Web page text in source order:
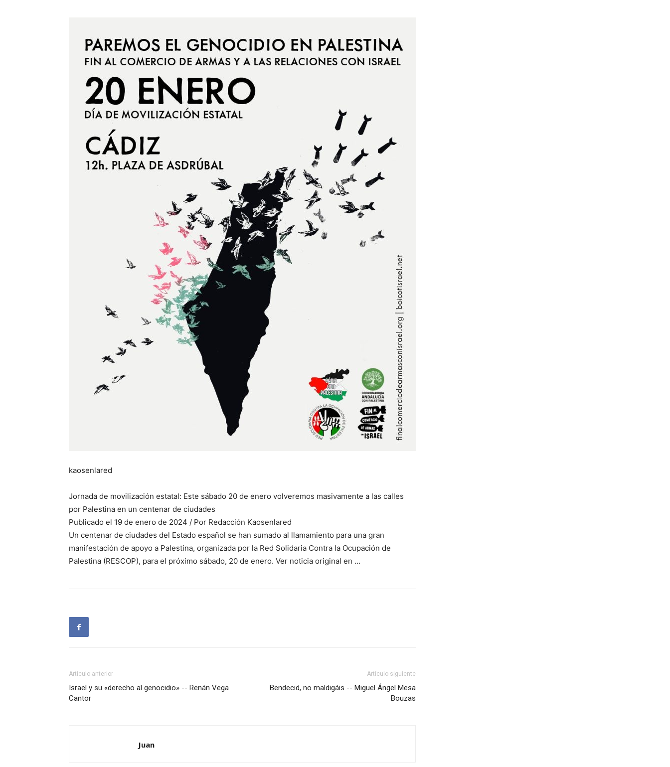
kaosenlared
Jornada de movilización estatal: Este sábado 20 de enero volveremos masivamente a las calles
por Palestina en un centenar de ciudades
Publicado el 19 de enero de 2024 / Por Redacción Kaosenlared
Un centenar de ciudades del Estado español se han sumado al llamamiento para una gran
manifestación de apoyo a Palestina, organizada por la Red Solidaria Contra la Ocupación de
Palestina (RESCOP), para el próximo sábado, 20 de enero. Ver noticia original en …
Artículo anterior
Israel y su «derecho al genocidio» -- Renán Vega
Cantor
Artículo siguiente
Bendecid, no maldigáis -- Miguel Ángel Mesa
Bouzas
Juan